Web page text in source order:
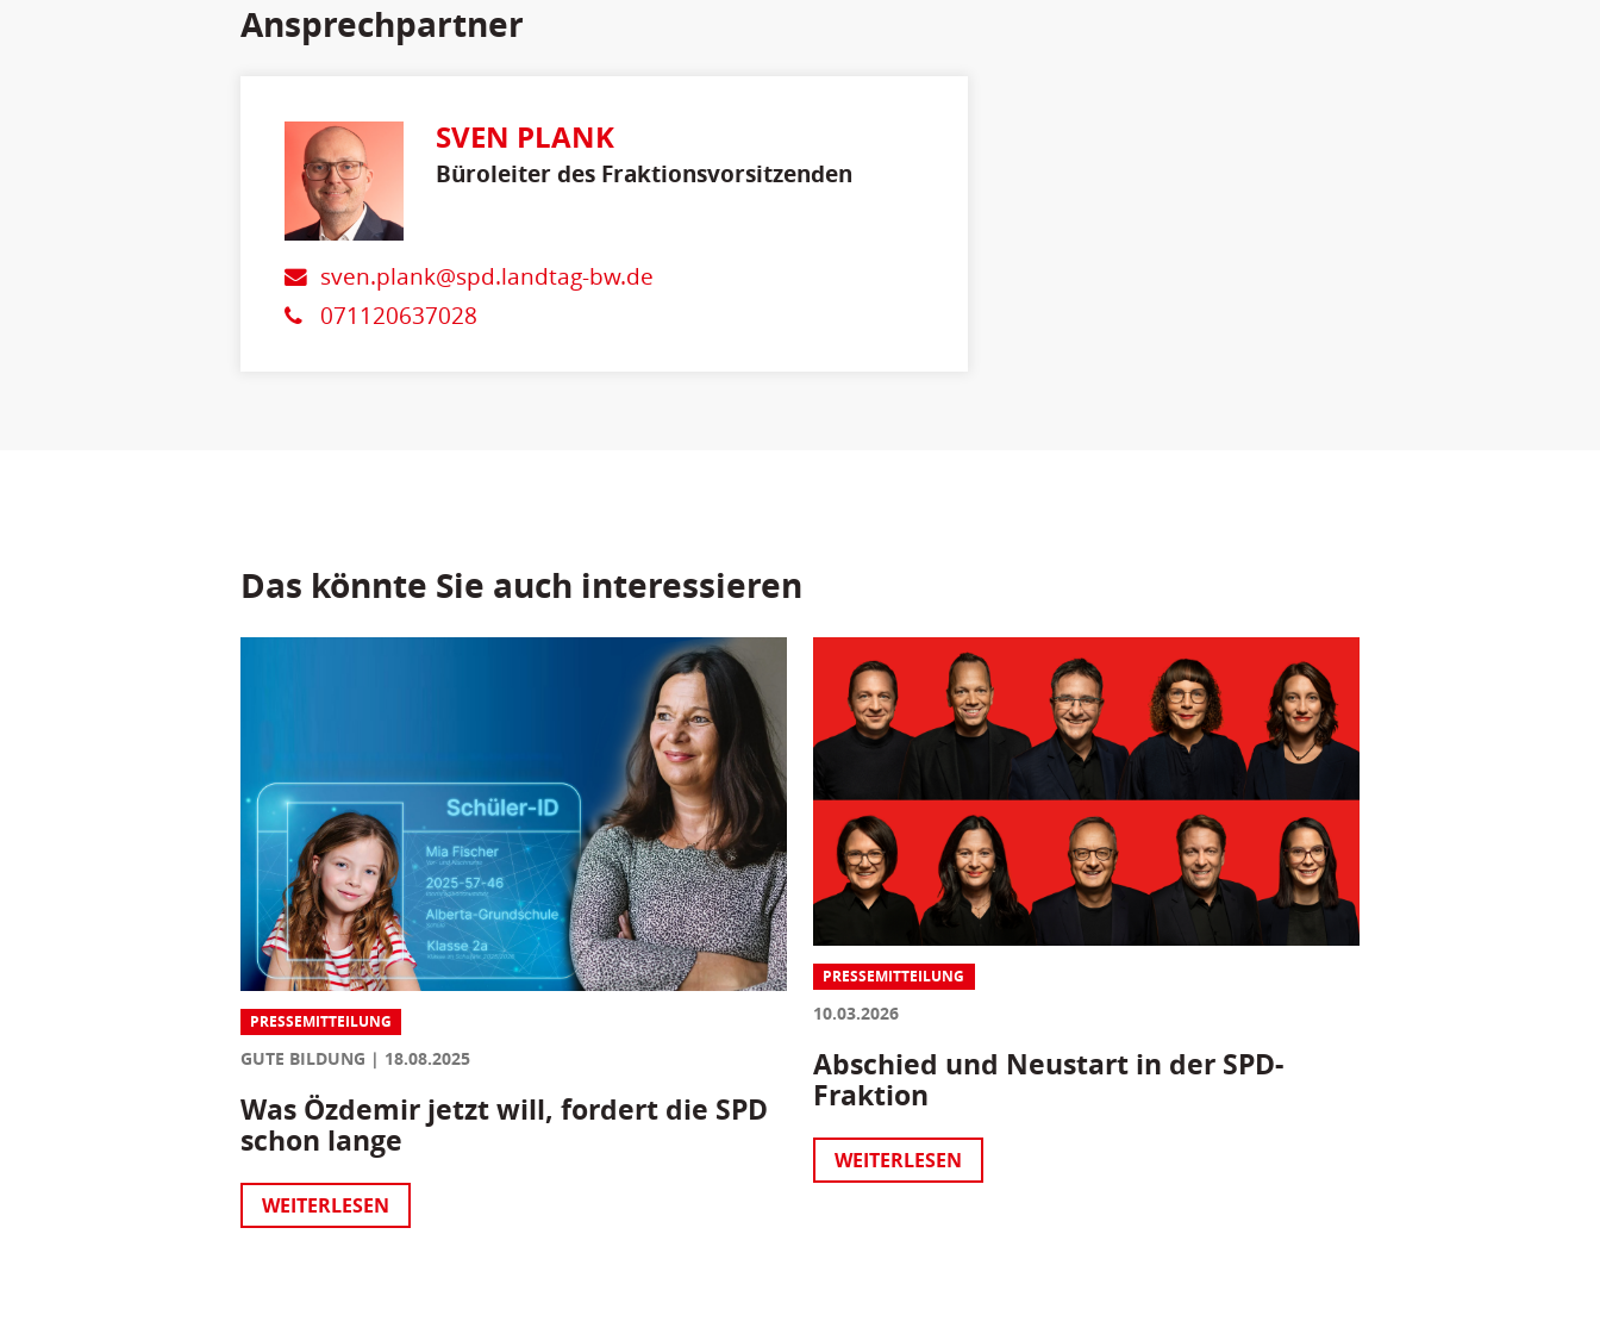
Ansprechpartner
SVEN PLANK
Büroleiter des Fraktionsvorsitzenden
sven.plank@spd.landtag-bw.de
071120637028
Das könnte Sie auch interessieren
PRESSEMITTEILUNG
GUTE BILDUNG 18.08.2025
Was Özdemir jetzt will, fordert die SPD
schon lange
WEITERLESEN
PRESSEMITTEILUNG
10.03.2026
Abschied und Neustart in der SPD-
Fraktion
WEITERLESEN